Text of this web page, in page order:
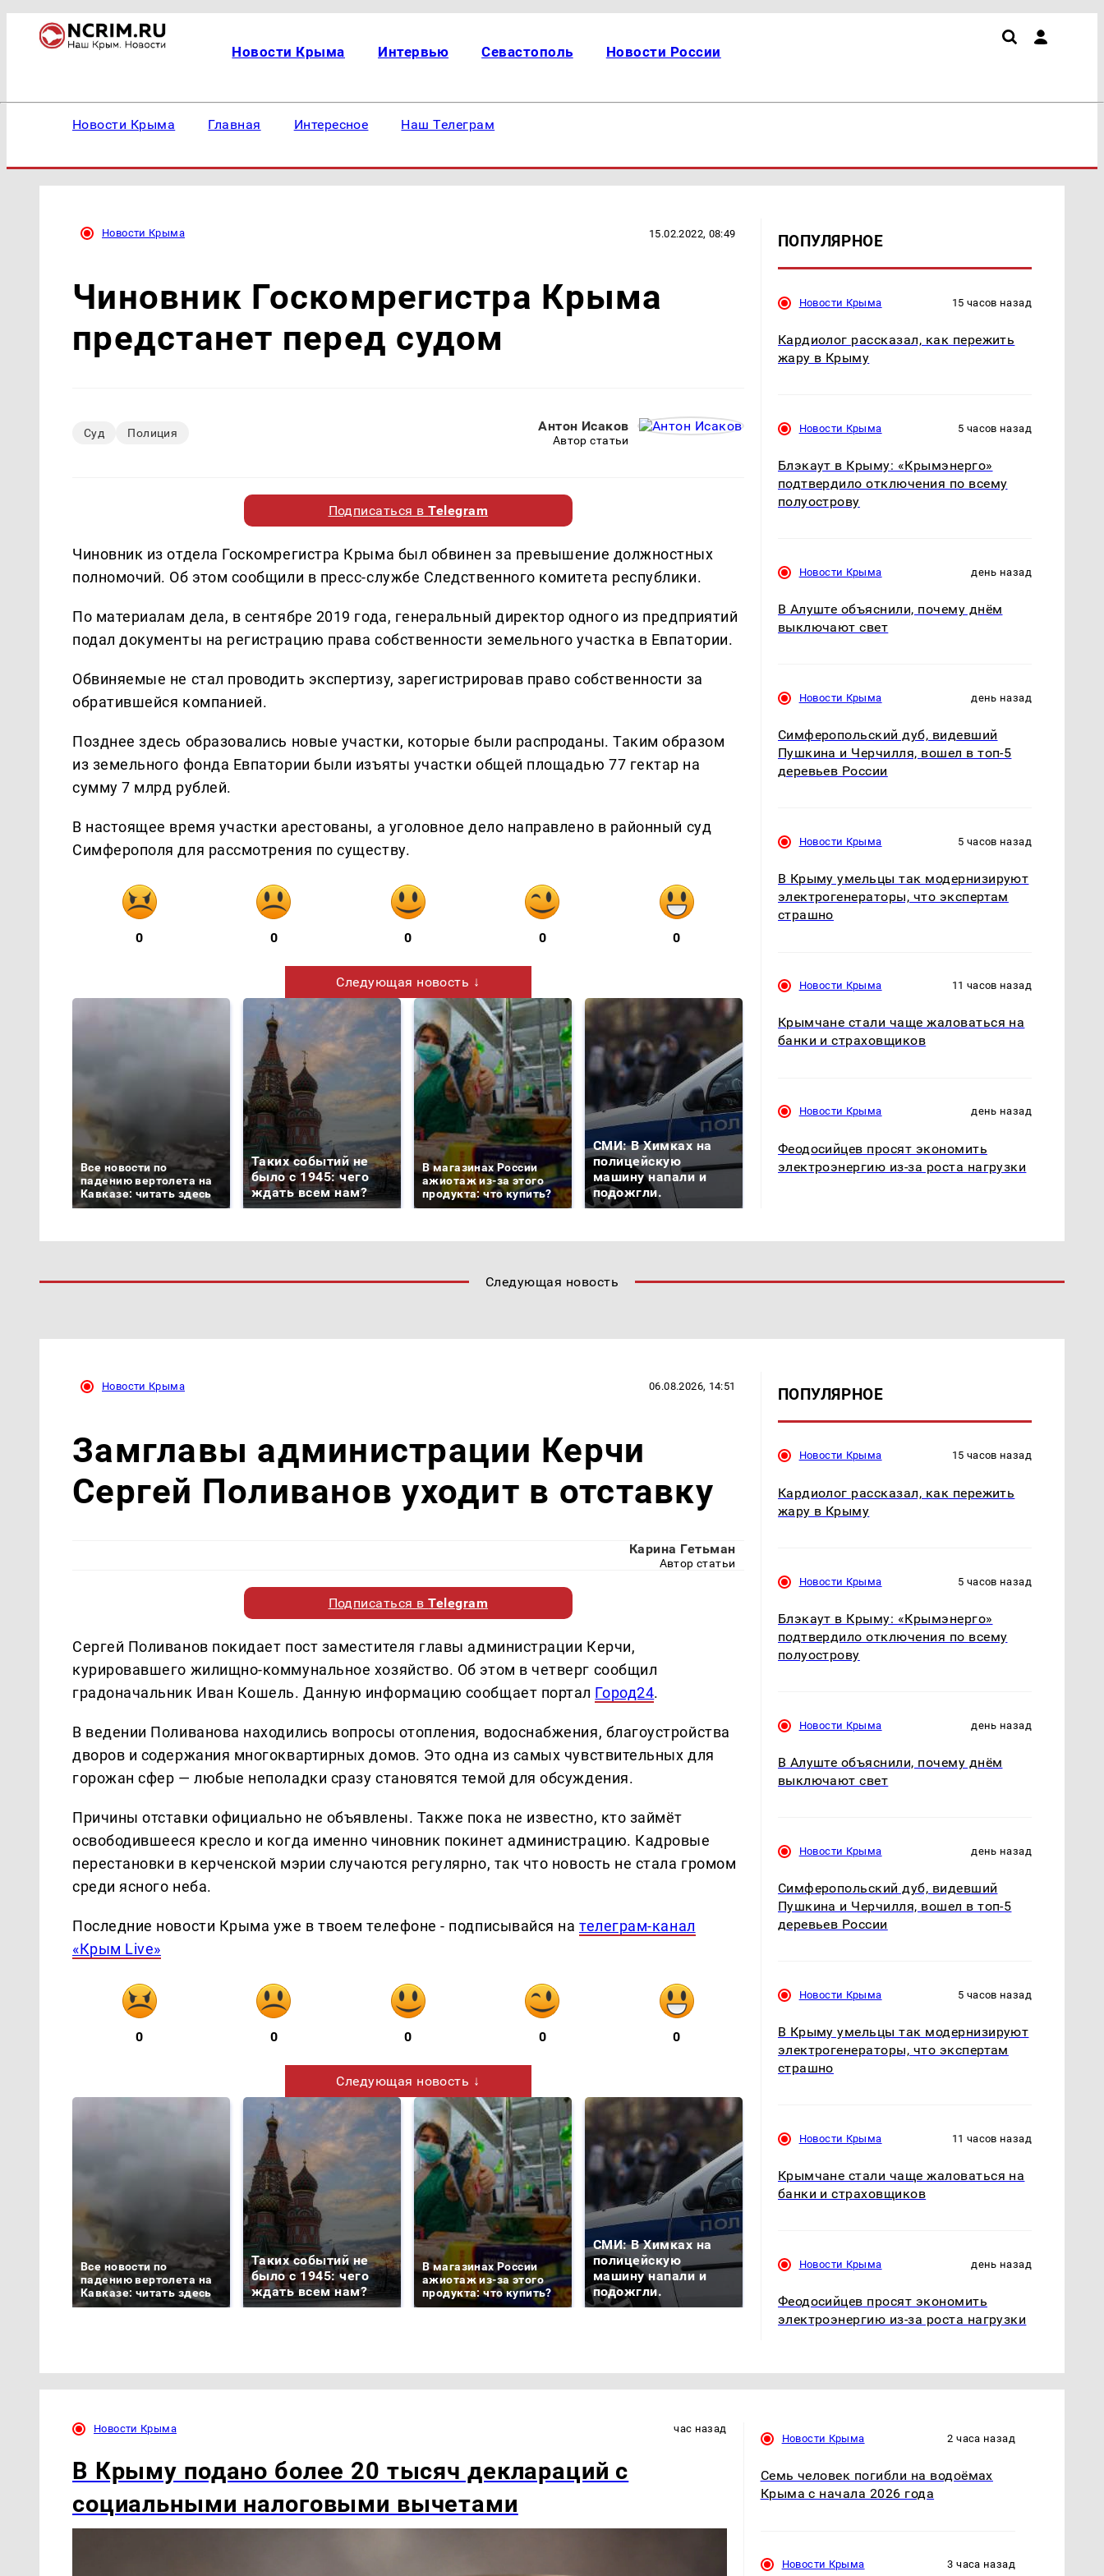
Новости Крыма Интервью Севастополь Новости России
Новости Крыма Главная Интересное Наш Телеграм
Новости Крыма 15.02.2022, 08:49
Чиновник Госкомрегистра Крыма
предстанет перед судом
Суд Полиция Антон Исаков
Автор статьи
Подписаться вTelegram
Чиновник из отдела Госкомрегистра Крыма был обвинен за превышение должностных
полномочий. Об этом сообщили в пресс-службе Следственного комитета республики.
По материалам дела, в сентябре 2019 года, генеральный директор одного из предприятий
подал документы на регистрацию права собственности земельного участка в Евпатории.
Обвиняемые не стал проводить экспертизу, зарегистрировав право собственности за
обратившейся компанией.
Позднее здесь образовались новые участки, которые были распроданы. Таким образом
из земельного фонда Евпатории были изъяты участки общей площадью 77 гектар на
сумму 7 млрд рублей.
В настоящее время участки арестованы, а уголовное дело направлено в районный суд
Симферополя для рассмотрения по существу.
0 0 0 0 0
Следующая новость ↓
Все новости по
падению вертолета на
Кавказе: читать здесь
Таких событий не
было с 1945: чего
ждать всем нам?
В магазинах России
ажиотаж из-за этого
продукта: что купить?
СМИ: В Химках на
полицейскую
машину напали и
подожгли.
Где будет встреча
президентов США и
были украдены 18
ПОПУЛЯРНОЕ
Новости Крыма 15 часов назад
Кардиолог рассказал, как пережить
жару в Крыму
Новости Крыма 5 часов назад
Блэкаут в Крыму: «Крымэнерго»
подтвердило отключения по всему
полуострову
Новости Крыма день назад
В Алуште объяснили, почему днём
выключают свет
Новости Крыма день назад
Симферопольский дуб, видевший
Пушкина и Черчилля, вошел в топ-5
деревьев России
Новости Крыма 5 часов назад
В Крыму умельцы так модернизируют
электрогенераторы, что экспертам
страшно
Новости Крыма 11 часов назад
Крымчане стали чаще жаловаться на
банки и страховщиков
Новости Крыма день назад
Феодосийцев просят экономить
электроэнергию из-за роста нагрузки
Следующая новость
Новости Крыма 06.08.2026, 14:51
Замглавы администрации Керчи
Сергей Поливанов уходит в отставку
Карина Гетьман
Автор статьи
Подписаться вTelegram
Сергей Поливанов покидает пост заместителя главы администрации Керчи,
курировавшего жилищно-коммунальное хозяйство. Об этом в четверг сообщил
градоначальник Иван Кошель. Данную информацию сообщает портал Город24.
В ведении Поливанова находились вопросы отопления, водоснабжения, благоустройства
дворов и содержания многоквартирных домов. Это одна из самых чувствительных для
горожан сфер — любые неполадки сразу становятся темой для обсуждения.
Причины отставки официально не объявлены. Также пока не известно, кто займёт
освободившееся кресло и когда именно чиновник покинет администрацию. Кадровые
перестановки в керченской мэрии случаются регулярно, так что новость не стала громом
среди ясного неба.
Последние новости Крыма уже в твоем телефоне - подписывайся нателеграм-канал
«Крым Live»
0 0 0 0 0
Следующая новость ↓
Все новости по
падению вертолета на
Кавказе: читать здесь
Таких событий не
было с 1945: чего
ждать всем нам?
В магазинах России
ажиотаж из-за этого
продукта: что купить?
СМИ: В Химках на
полицейскую
машину напали и
подожгли.
Где будет встреча
президентов США и
На Урале из казны
ПОПУЛЯРНОЕ
Новости Крыма 15 часов назад
Кардиолог рассказал, как пережить
жару в Крыму
Новости Крыма 5 часов назад
Блэкаут в Крыму: «Крымэнерго»
подтвердило отключения по всему
полуострову
Новости Крыма день назад
В Алуште объяснили, почему днём
выключают свет
Новости Крыма день назад
Симферопольский дуб, видевший
Пушкина и Черчилля, вошел в топ-5
деревьев России
Новости Крыма 5 часов назад
В Крыму умельцы так модернизируют
электрогенераторы, что экспертам
страшно
Новости Крыма 11 часов назад
Крымчане стали чаще жаловаться на
банки и страховщиков
Новости Крыма день назад
Феодосийцев просят экономить
электроэнергию из-за роста нагрузки
Новости Крыма час назад
В Крыму подано более 20 тысяч деклараций с
социальными налоговыми вычетами
Новости Крыма 2 часа назад
Семь человек погибли на водоёмах
Крыма с начала 2026 года
Новости Крыма 3 часа назад